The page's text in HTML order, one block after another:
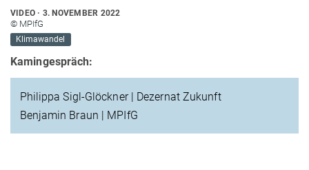
VIDEO 3. NOVEMBER 2022
© MPIfG
Klimawandel
Kamingespräch:
Philippa Sigl-Glöckner | Dezernat Zukunft
Benjamin Braun | MPIfG